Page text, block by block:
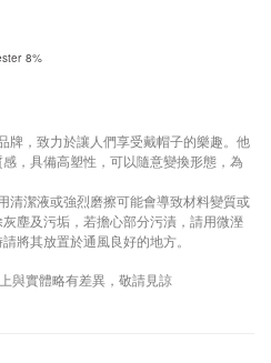
8%
牌，致力於讓人們享受戴帽子的樂趣。他
，具備高塑性，可以隨意變換形態，為
清潔液或強烈磨擦可能會導致材料變質或
塵及污垢，若擔心部分污漬，請用微溼
將其放置於通風良好的地方。
與實體略有差異，敬請見諒